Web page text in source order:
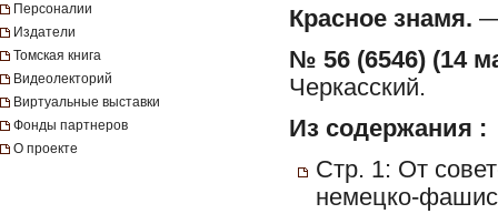
Персоналии
Издатели
Томская книга
Видеолекторий
Виртуальные выставки
Фонды партнеров
О проекте
Красное знамя. —
№ 56 (6546) (14
Черкасский.
Из содержания :
Стр. 1: От
немецко-